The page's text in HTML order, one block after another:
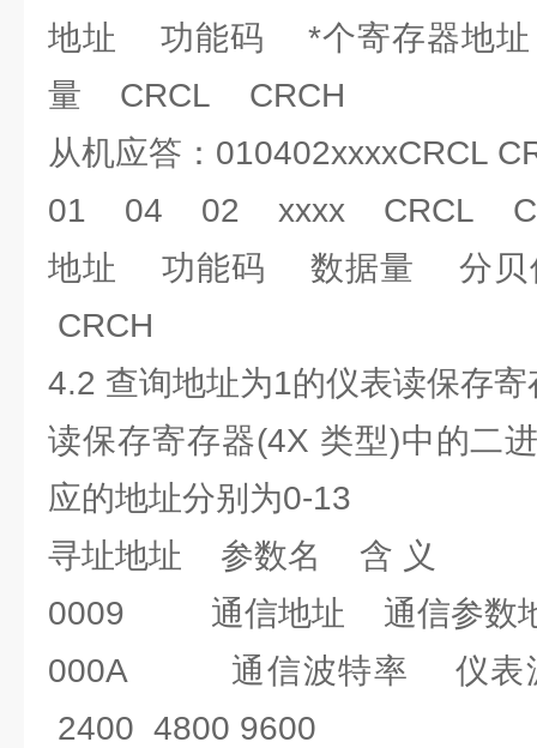
地址 功能码 *个寄存器地址
量 CRCL CRCH
从机应答：010402xxxxCRCL
01 04 02 xxxx CRCL
地址 功能码 数据量 分贝
CRCH
4.2 查询地址为1的仪表读保存寄
读保存寄存器(4X 类型)中的二
应的地址分别为0-13
寻址地址 参数名 含 义
0009 通信地址 通信参数地
000A 通信波特率 仪表波
2400 4800 9600